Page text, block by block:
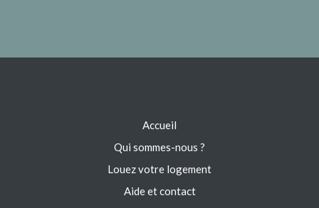
Accueil
Qui sommes-nous ?
Louez votre logement
Aide et contact